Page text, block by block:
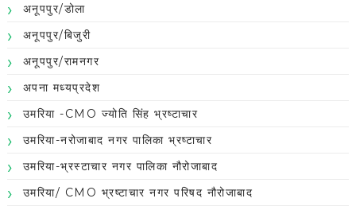
अनूपपुर/डोला
अनूपपुर/बिजुरी
अनूपपुर/रामनगर
अपना मध्यप्रदेश
उमरिया -CMO ज्योति सिंह भ्रष्टाचार
उमरिया-नरोजाबाद नगर पालिका भ्रष्टाचार
उमरिया-भ्रस्टाचार नगर पालिका नौरोजाबाद
उमरिया/ CMO भ्रष्टाचार नगर परिषद नौरोजाबाद